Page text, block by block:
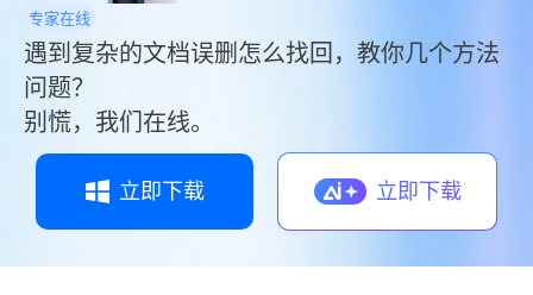
专家在线
遇到复杂的文档误删怎么找回，教你几个方法
问题？
别慌，我们在线。
立即下载 立即下载